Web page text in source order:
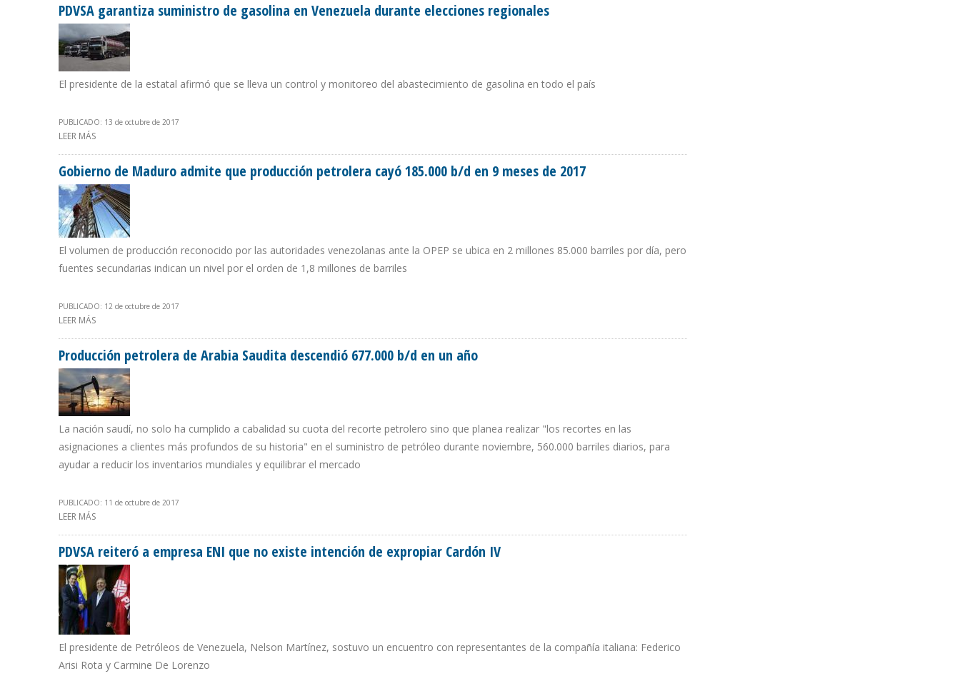
PDVSA garantiza suministro de gasolina en Venezuela durante elecciones regionales
El presidente de la estatal afirmó que se lleva un control y monitoreo del abastecimiento de gasolina en todo el país
PUBLICADO: 13 de octubre de 2017
LEER MÁS
Gobierno de Maduro admite que producción petrolera cayó 185.000 b/d en 9 meses de 2017
El volumen de producción reconocido por las autoridades venezolanas ante la OPEP se ubica en 2 millones 85.000 barriles por día, pero
fuentes secundarias indican un nivel por el orden de 1,8 millones de barriles
PUBLICADO: 12 de octubre de 2017
LEER MÁS
Producción petrolera de Arabia Saudita descendió 677.000 b/d en un año
La nación saudí, no solo ha cumplido a cabalidad su cuota del recorte petrolero sino que planea realizar "los recortes en las
asignaciones a clientes más profundos de su historia" en el suministro de petróleo durante noviembre, 560.000 barriles diarios, para
ayudar a reducir los inventarios mundiales y equilibrar el mercado
PUBLICADO: 11 de octubre de 2017
LEER MÁS
PDVSA reiteró a empresa ENI que no existe intención de expropiar Cardón IV
El presidente de Petróleos de Venezuela, Nelson Martínez, sostuvo un encuentro con representantes de la compañía italiana: Federico
Arisi Rota y Carmine De Lorenzo